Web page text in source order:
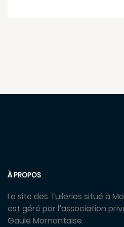
À PROPOS
Le site des Tuileries situé à
est géré par l’association
Gaule Mornantaise.